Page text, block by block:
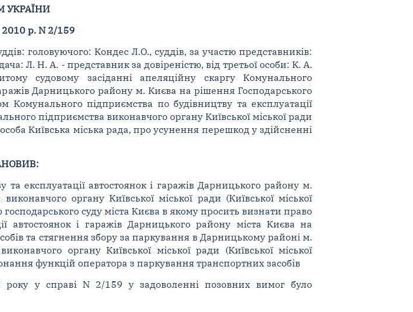
УКРАЇНИ
р. N 2/159
головуючого: Кондес Л.О., суддів, за участю представників:
Л. Н. А. - представник за довіреністю, від третьої особи: К. А.
судовому засіданні апеляційну скаргу Комунального
Дарницького району м. Києва на рішення Господарського
підприємства по будівництву та експлуатації
підприємства виконавчого органу Київської міської ради
особа Київська міська рада, про усунення перешкод у здійсненні
експлуатації автостоянок і гаражів Дарницького району м.
органу Київської міської ради (Київської міської
господарського суду міста Києва в якому просить визнати право
автостоянок і гаражів Дарницького району міста Києва на
та стягнення збору за паркування в Дарницькому районі м.
органу Київської міської ради (Київської міської
функцій оператора з паркування транспортних засобів
року у справі N 2/159 у задоволенні позовних вимог було